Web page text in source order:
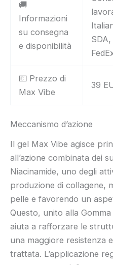
🚚
Informazioni
su consegna
e disponibilità
💶 Prezzo di
Max Vibe
39
Meccanismo d’azione
Il gel Max Vibe agisce
all’azione combinata dei
Niacinamide, uno degli
produzione di collagene,
pelle e favorendo un
Questo, unito alla
aiuta a rafforzare le
una maggiore resistenza
trattata. L’applicazione